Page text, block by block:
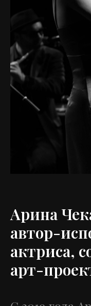
Арина
автор-
актриса,
арт-